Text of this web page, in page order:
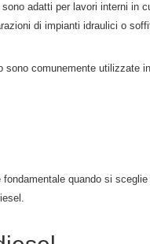
adatti per lavori interni
di impianti idraulici o
sono comunemente
quando si